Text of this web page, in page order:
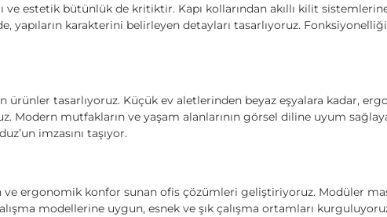
ve estetik bütünlük de kritiktir. Kapı kollarından akıllı kilit
yapıların karakterini belirleyen detayları tasarlıyoruz.
tasarlıyoruz. Küçük ev aletlerinden beyaz eşyalara kadar,
mutfakların ve yaşam alanlarının görsel diline uyum
imzasını taşıyor.
ergonomik konfor sunan ofis çözümleri geliştiriyoruz. Modüler
modellerine uygun, esnek ve şık çalışma ortamları